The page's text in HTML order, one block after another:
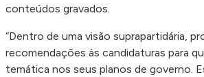
conteúdos gravados.
“Dentro de uma visão suprapartidária,
recomendações às candidaturas para
temática nos seus planos de governo.